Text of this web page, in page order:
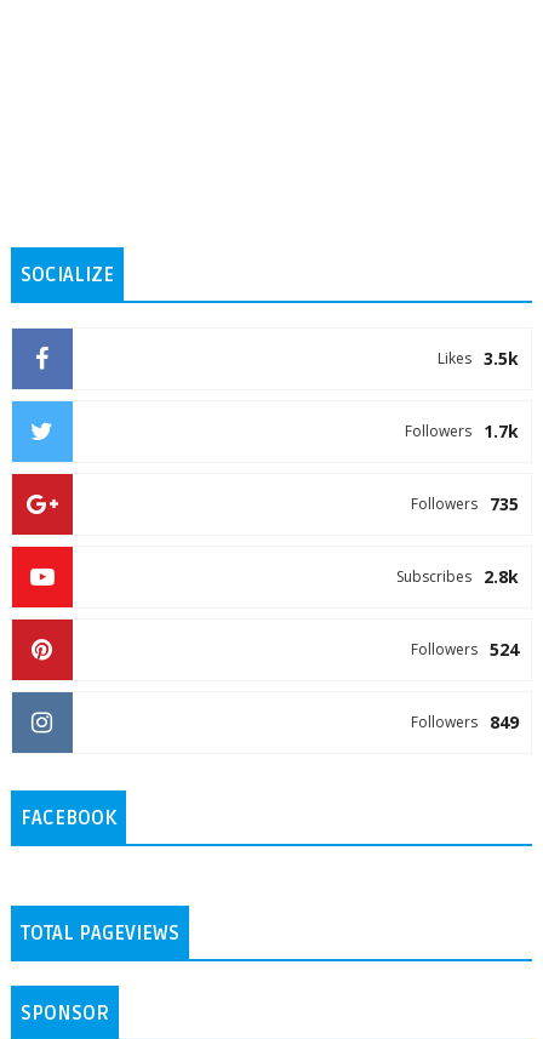
SOCIALIZE
3.5k
Likes
1.7k
Followers
735
Followers
2.8k
Subscribes
524
Followers
849
Followers
FACEBOOK
TOTAL PAGEVIEWS
SPONSOR